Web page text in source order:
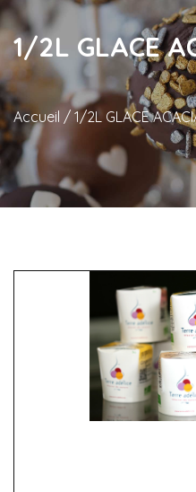
1/2L GLACE
Accueil / 1/2L GLACE